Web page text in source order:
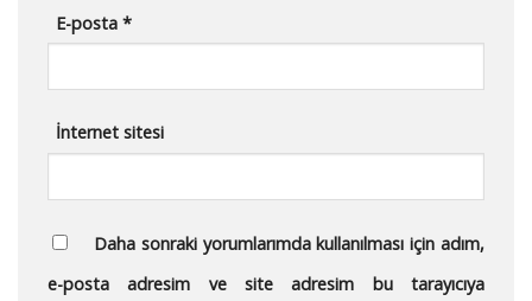
E-posta*
İnternet sitesi
Daha sonraki yorumlarımda kullanılması için adım,
e-posta adresim ve site adresim bu tarayıcıya